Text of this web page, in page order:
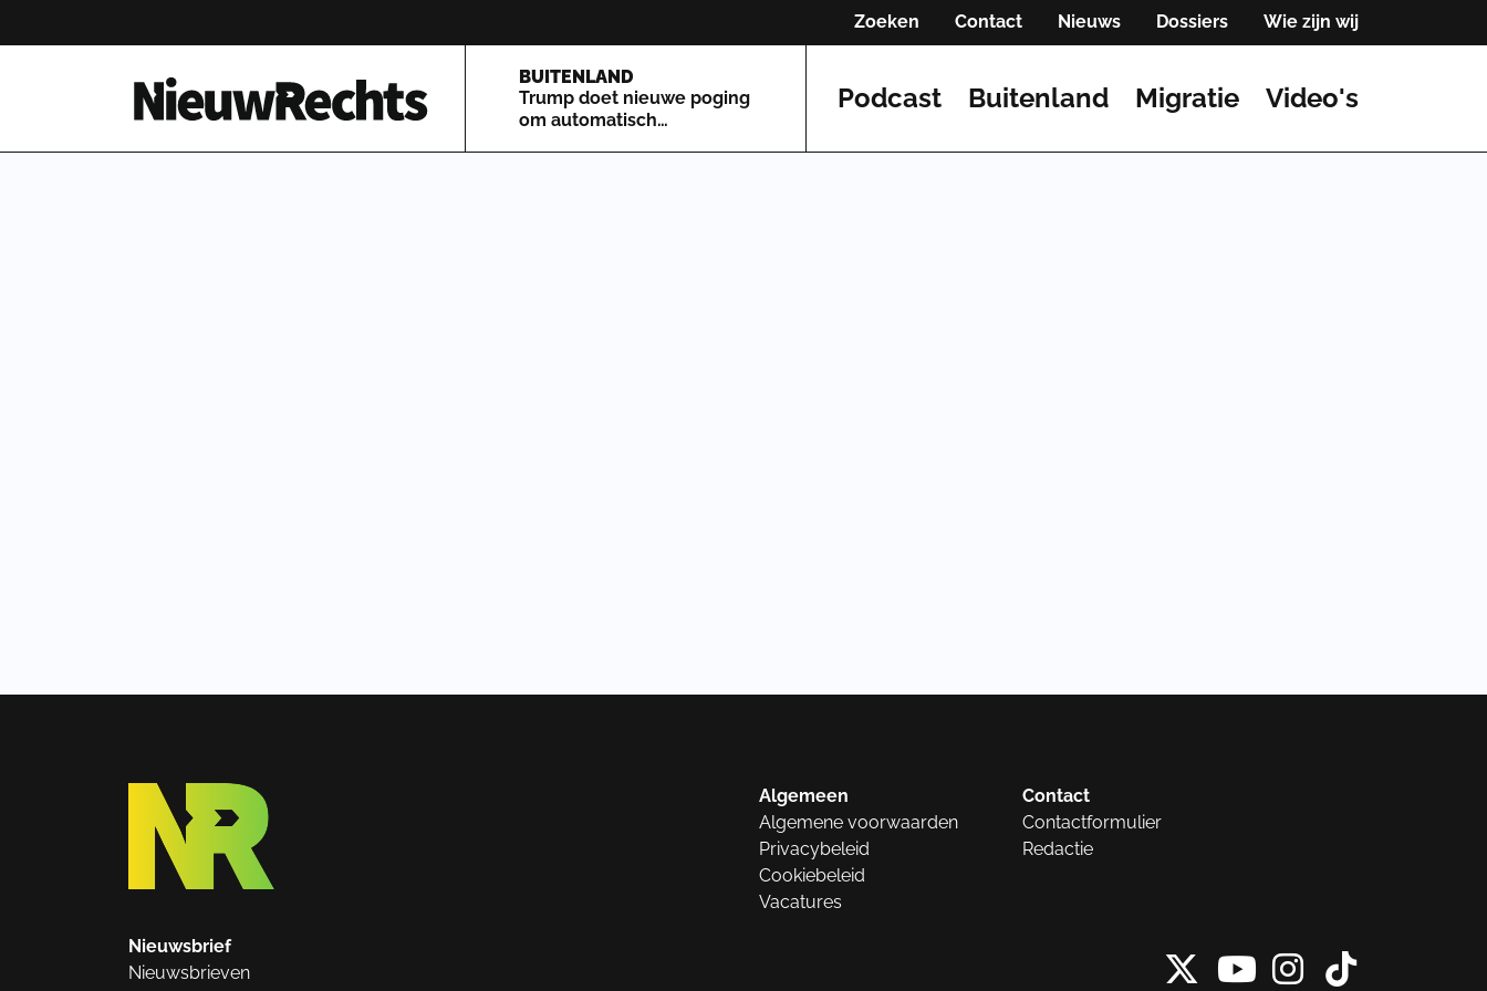
Zoeken Contact Nieuws Dossiers Wie zijn wij
Homepage van NieuwRechts
BUITENLAND
Trump doet nieuwe poging
om automatisch
Podcast Buitenland Migratie Video's
Algemeen
Algemene voorwaarden
Privacybeleid
Cookiebeleid
Vacatures
Contact
Contactformulier
Redactie
Nieuwsbrief
Nieuwsbrieven
X vanInstagram
Tiktok